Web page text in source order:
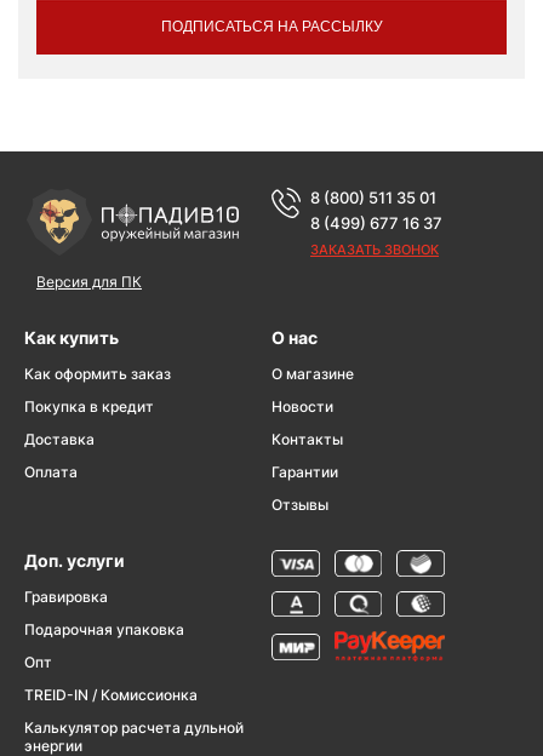
ПОДПИСАТЬСЯ НА РАССЫЛКУ
Версия для ПК
8 (800) 511 35 01
8 (499) 677 16 37
ЗАКАЗАТЬ ЗВОНОК
Как купить
Как оформить заказ
Покупка в кредит
Доставка
Оплата
О нас
О магазине
Новости
Контакты
Гарантии
Отзывы
Доп. услуги
Гравировка
Подарочная упаковка
Опт
TREID-IN / Комиссионка
Калькулятор расчета дульной
энергии